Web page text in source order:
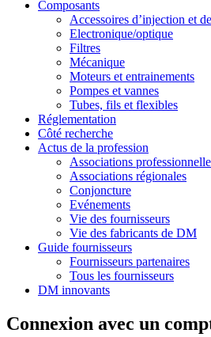
Composants
Accessoires d’injection et
Electronique/optique
Filtres
Mécanique
Moteurs et entrainements
Pompes et vannes
Tubes, fils et flexibles
Réglementation
Côté recherche
Actus de la profession
Associations
Associations régionales
Conjoncture
Evénements
Vie des fournisseurs
Vie des fabricants de DM
Guide fournisseurs
Fournisseurs partenaires
Tous les fournisseurs
DM innovants
Connexion avec un